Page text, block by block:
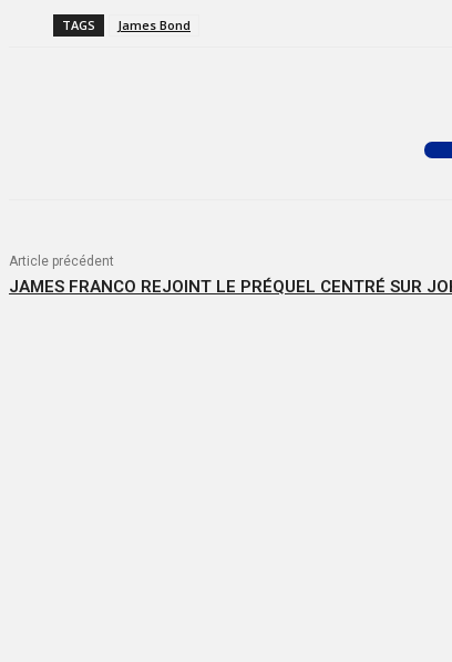
TAGS James Bond
Article précédent
JAMES FRANCO REJOINT LE PRÉQUEL CENTRÉ SUR